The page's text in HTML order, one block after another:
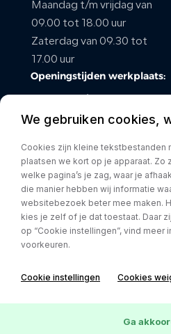
Maandag t/m vrijdag van
09.00 tot 18.00 uur
Zaterdag van 09.30 tot
17.00 uur
Openingstijden werkplaats:
08.00 tot 17.00 uur
Privacy policy
We gebruiken cookies,
Cookies zijn kleine tekstbestanden
plaatsen we kort op je apparaat. Zo
welke pagina’s je zag, waar je
die manier hebben wij informatie
websitebezoek beter mee maken.
kies je zelf of je dat toestaat. Daar
op “Cookie instellingen”, vind meer
voorkeuren.
Cookie instellingen Cookies
Ga